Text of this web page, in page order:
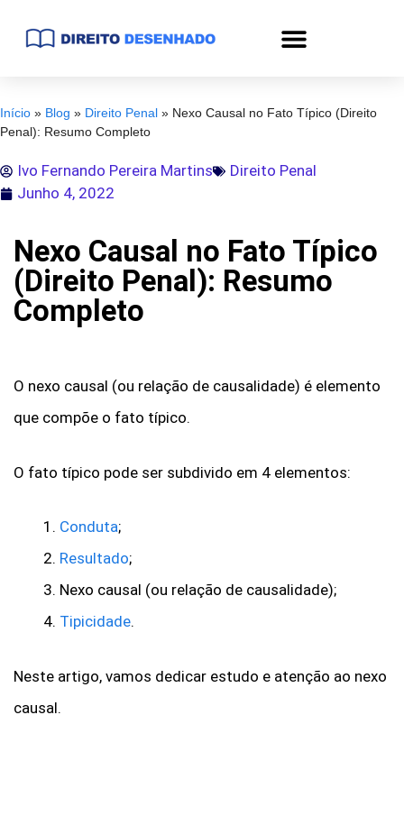
Início » Blog » Direito Penal » Nexo Causal no Fato Típico (Direito
Penal): Resumo Completo
Ivo Fernando Pereira Martins
Direito Penal
Junho 4, 2022
Nexo Causal no Fato Típico
(Direito Penal): Resumo
Completo
O nexo causal (ou relação de causalidade) é elemento
que compõe o fato típico.
O fato típico pode ser subdivido em 4 elementos:
Conduta;
Resultado;
Nexo causal (ou relação de causalidade);
Tipicidade.
Neste artigo, vamos dedicar estudo e atenção ao nexo
causal.